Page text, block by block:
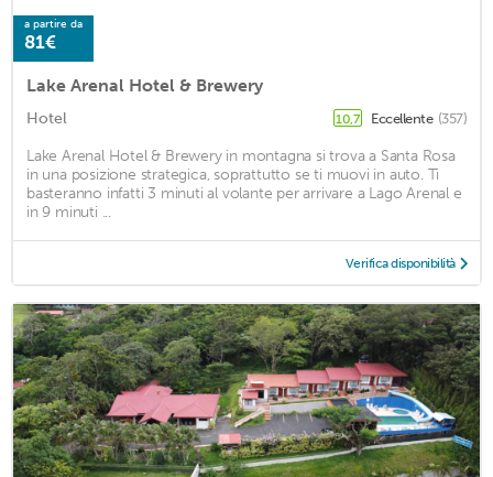
a partire da
81€
Lake Arenal Hotel & Brewery
Hotel 10,7 Eccellente (357)
Lake Arenal Hotel & Brewery in montagna si trova a Santa Rosa
in una posizione strategica, soprattutto se ti muovi in auto. Ti
basteranno infatti 3 minuti al volante per arrivare a Lago Arenal e
in 9 minuti ...
Verifica disponibilità